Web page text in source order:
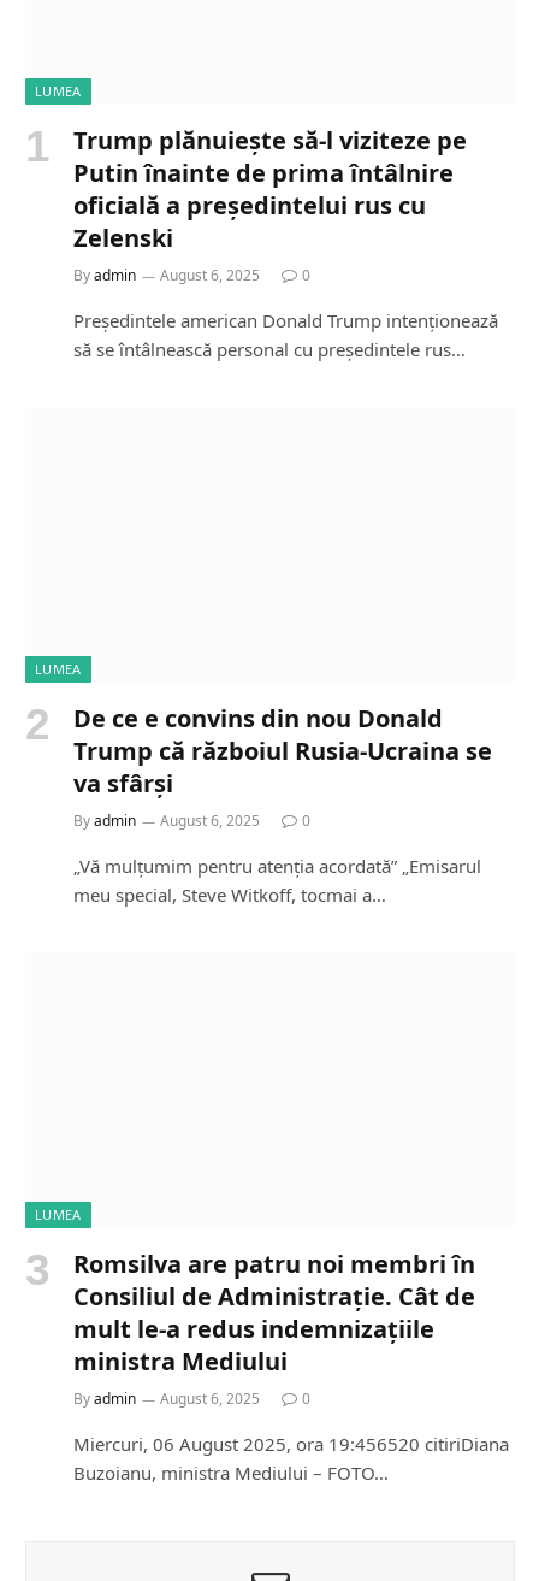
LUMEA
Trump plănuiește să-l viziteze pe
Putin înainte de prima întâlnire
oficială a președintelui rus cu
Zelenski
Byadmin August 6, 2025 0
Președintele american Donald Trump intenționează
să se întâlnească personal cu președintele rus…
LUMEA
De ce e convins din nou Donald
Trump că războiul Rusia-Ucraina se
va sfârși
Byadmin August 6, 2025 0
„Vă mulțumim pentru atenția acordată” „Emisarul
meu special, Steve Witkoff, tocmai a…
LUMEA
Romsilva are patru noi membri în
Consiliul de Administrație. Cât de
mult le-a redus indemnizațiile
ministra Mediului
Byadmin August 6, 2025 0
Miercuri, 06 August 2025, ora 19:456520 citiriDiana
Buzoianu, ministra Mediului – FOTO…